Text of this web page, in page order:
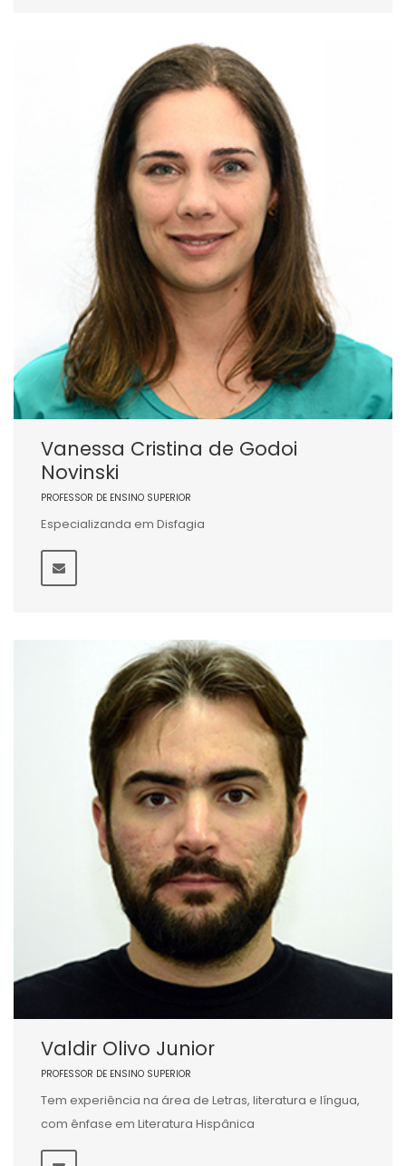
Vanessa Cristina de Godoi
Novinski
PROFESSOR DE ENSINO SUPERIOR
Especializanda em Disfagia
Valdir Olivo Junior
PROFESSOR DE ENSINO SUPERIOR
Tem experiência na área de Letras, literatura e língua,
com ênfase em Literatura Hispânica